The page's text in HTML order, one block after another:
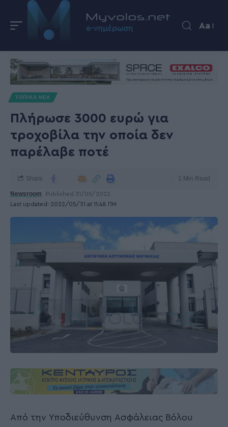
Aa
ΤΟΠΙΚΑ ΝΕΑ
Πλήρωσε 3000 ευρώ για
τροχοβίλα την οποία δεν
παρέλαβε ποτέ
Last updated: 2022/05/31 at 11:48 ΠΜ
Newsroom Published 31/05/2022
Share 1 Min Read
Από την Υποδιεύθυνση Ασφάλειας Βόλου